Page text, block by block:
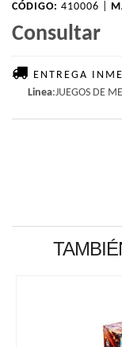
CÓDIGO: 410006 |
Consultar
ENTREGA
Linea:JUEGOS DE